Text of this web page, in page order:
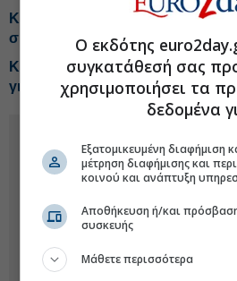
Κεραμέως: Θεσπίζουμε τη
συμπληρωματική σύνταξη
Κεραμέως: Επεκτείνεται το
για ανέργους ηλικίας 55-74 ετών
Ο εκδότης
συγκατάθεσή σας
χρησιμοποιήσει τα
δεδομένα
Εξατομικευμένη διαφήμιση
μέτρηση διαφήμισης και
κοινού και ανάπτυξη
Αποθήκευση ή/και
συσκευής
Μάθετε περισσότερα